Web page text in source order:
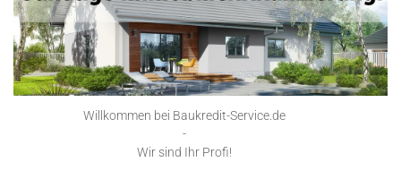
Willkommen bei Baukredit-Service.de
-
Wir sind Ihr Profi!